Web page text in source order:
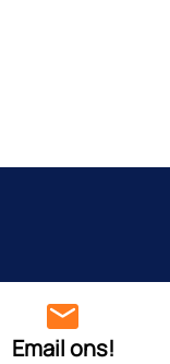
Email ons!